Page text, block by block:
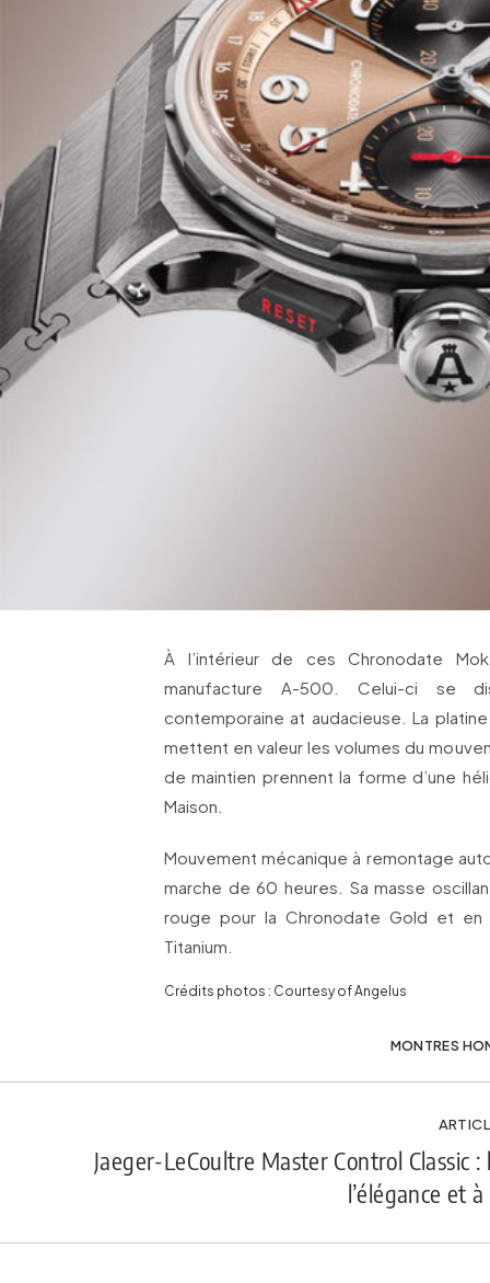
À l’intérieur de ces Chronodate
manufacture A-500. Celui-ci se
contemporaine at audacieuse. La
mettent en valeur les volumes du
de maintien prennent la forme d’une
Maison.
Mouvement mécanique à remontage
marche de 60 heures. Sa masse
rouge pour la Chronodate Gold et en
Titanium.
Crédits photos : Courtesy of Angelus
MONTRES
Jaeger-LeCoultre Master Control Classic
l’élégance et